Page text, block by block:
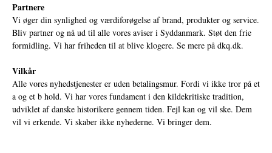
Partnere
Vi øger din synlighed og værdiforøgelse af brand, produkter og service.
Bliv partner og nå ud til alle vores aviser i Syddanmark. Støt den frie
formidling. Vi har friheden til at blive klogere. Se mere på dkq.dk.
Vilkår
Alle vores nyhedstjenester er uden betalingsmur. Fordi vi ikke tror på et
a og et b hold. Vi har vores fundament i den kildekritiske tradition,
udviklet af danske historikere gennem tiden. Fejl kan og vil ske. Dem
vil vi erkende. Vi skaber ikke nyhederne. Vi bringer dem.